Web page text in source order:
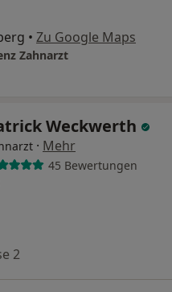
• Zu Google Maps
Zahnarzt
Weckwerth
· Mehr
45 Bewertungen
2